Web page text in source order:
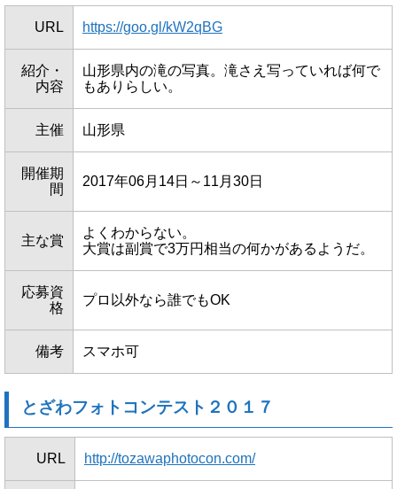
URL https://goo.gl/kW2qBG
紹介・
内容
山形県内の滝の写真。滝さえ写っていれば何で
もありらしい。
主催 山形県
開催期
間
2017年06月14日～11月30日
主な賞
よくわからない。
大賞は副賞で3万円相当の何かがあるようだ。
応募資
格
プロ以外なら誰でもOK
備考 スマホ可
とざわフォトコンテスト２０１７
URL http://tozawaphotocon.com/